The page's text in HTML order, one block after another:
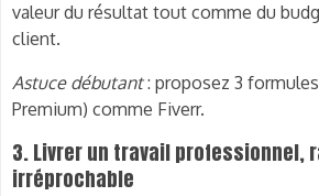
valeur du résultat tout comme du
client.
Astuce débutant: proposez 3
Premium) comme Fiverr.
3. Livrer un travail professionnel,
irréprochable